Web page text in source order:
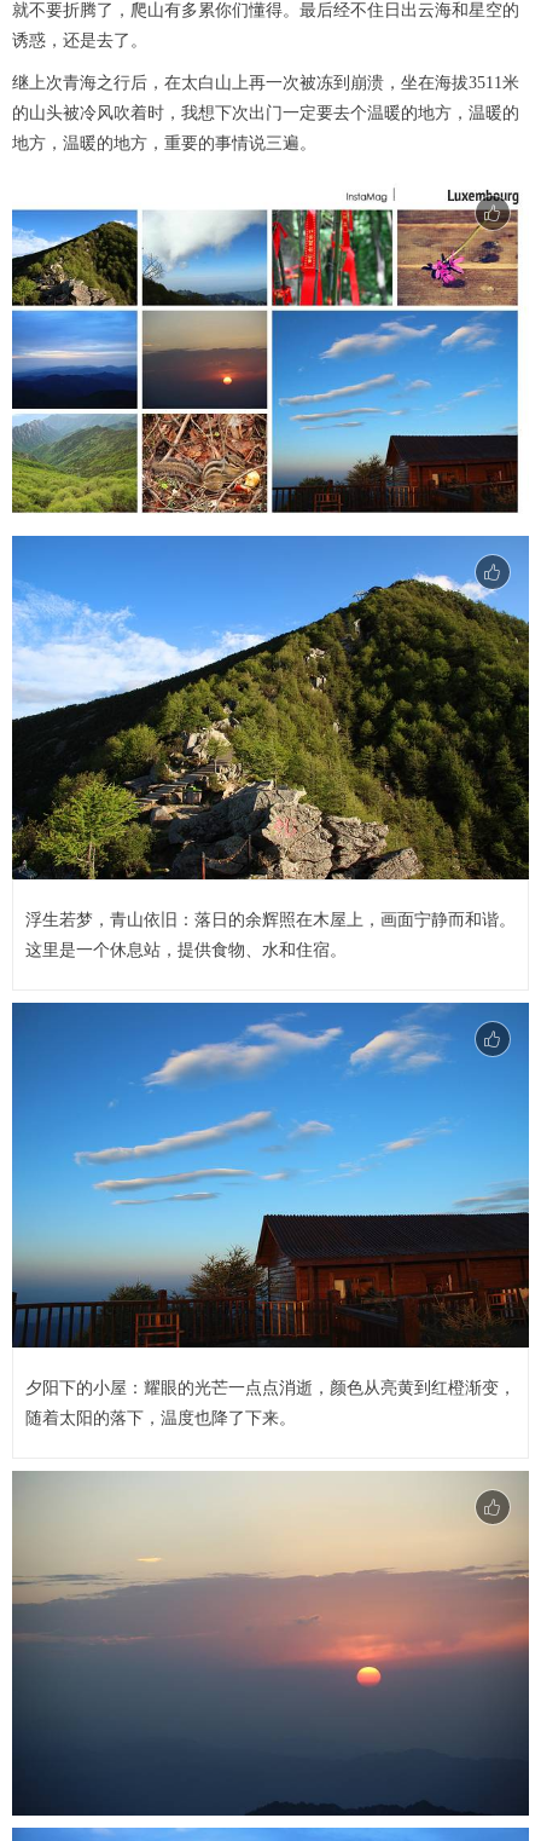
就不要折腾了，爬山有多累你们懂得。最后经不住日出云海和星空的
诱惑，还是去了。
继上次青海之行后，在太白山上再一次被冻到崩溃，坐在海拔3511米
的山头被冷风吹着时，我想下次出门一定要去个温暖的地方，温暖的
地方，温暖的地方，重要的事情说三遍。
浮生若梦，青山依旧：落日的余辉照在木屋上，画面宁静而和谐。
这里是一个休息站，提供食物、水和住宿。
夕阳下的小屋：耀眼的光芒一点点消逝，颜色从亮黄到红橙渐变，
随着太阳的落下，温度也降了下来。